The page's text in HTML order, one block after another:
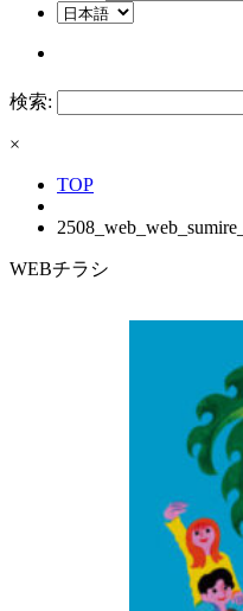
検索:
×
TOP
WEBチラシ